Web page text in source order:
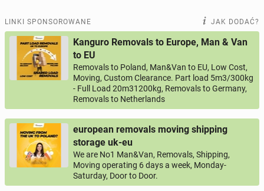
LINKI SPONSOROWANE JAK DODAĆ?
Kanguro Removals to Europe, Man & Van
to EU
Removals to Poland, Man&Van to EU, Low Cost,
Moving, Custom Clearance. Part load 5m3/300kg
- Full Load 20m31200kg, Removals to Germany,
Removals to Netherlands
european removals moving shipping
storage uk-eu
We are No1 Man&Van, Removals, Shipping,
Moving operating 6 days a week, Monday-
Saturday, Door to Door.